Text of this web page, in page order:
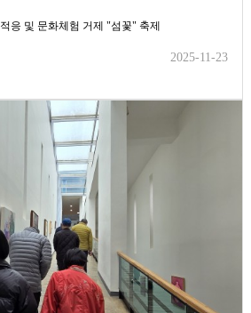
응 및 문화체험 거제 "섬꽃" 축제
2025-11-23